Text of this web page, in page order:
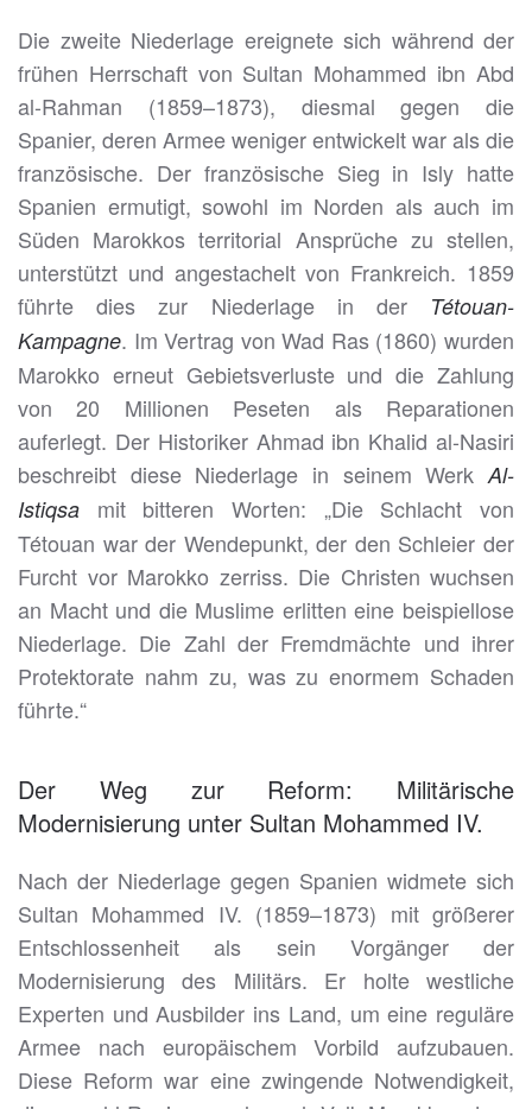
Die zweite Niederlage ereignete sich während der
frühen Herrschaft von Sultan Mohammed ibn Abd
al-Rahman (1859–1873), diesmal gegen die
Spanier, deren Armee weniger entwickelt war als die
französische. Der französische Sieg in Isly hatte
Spanien ermutigt, sowohl im Norden als auch im
Süden Marokkos territorial Ansprüche zu stellen,
unterstützt und angestachelt von Frankreich. 1859
führte dies zur Niederlage in der Tétouan-
Kampagne. Im Vertrag von Wad Ras (1860) wurden
Marokko erneut Gebietsverluste und die Zahlung
von 20 Millionen Peseten als Reparationen
auferlegt. Der Historiker Ahmad ibn Khalid al-Nasiri
beschreibt diese Niederlage in seinem WerkAl-
Istiqsa mit bitteren Worten: „Die Schlacht von
Tétouan war der Wendepunkt, der den Schleier der
Furcht vor Marokko zerriss. Die Christen wuchsen
an Macht und die Muslime erlitten eine beispiellose
Niederlage. Die Zahl der Fremdmächte und ihrer
Protektorate nahm zu, was zu enormem Schaden
führte.“
Der Weg zur Reform: Militärische
Modernisierung unter Sultan Mohammed IV.
Nach der Niederlage gegen Spanien widmete sich
Sultan Mohammed IV. (1859–1873) mit größerer
Entschlossenheit als sein Vorgänger der
Modernisierung des Militärs. Er holte westliche
Experten und Ausbilder ins Land, um eine reguläre
Armee nach europäischem Vorbild aufzubauen.
Diese Reform war eine zwingende Notwendigkeit,